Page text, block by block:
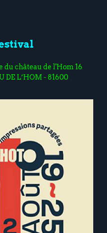
du château de l'Hom 16
DE L’HOM - 81600